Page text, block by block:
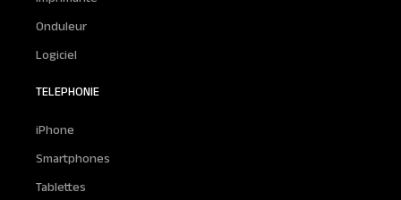
Onduleur
Logiciel
TELEPHONIE
iPhone
Smartphones
Tablettes